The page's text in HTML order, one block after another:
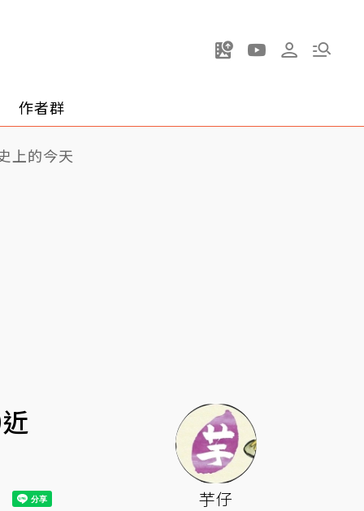
作者群
上的今天
芋仔